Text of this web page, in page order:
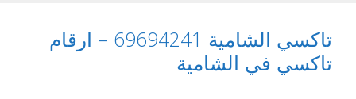
تاكسي الشامية 69694241 – ارقام
تاكسي في الشامية